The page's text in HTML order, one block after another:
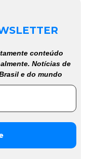
conteúdo
Notícias de
e do mundo